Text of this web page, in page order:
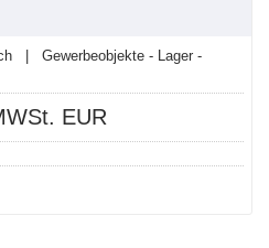
| Gewerbeobjekte - Lager -
EUR